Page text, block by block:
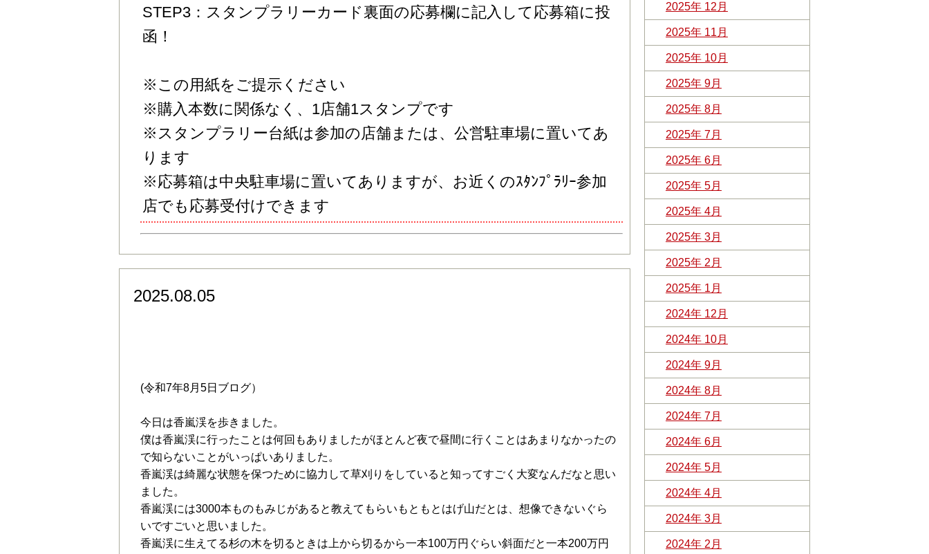
STEP3：スタンプラリーカード裏面の応募欄に記入して応募箱に投
函！
※この用紙をご提示ください
※購入本数に関係なく、1店舗1スタンプです
※スタンプラリー台紙は参加の店舗または、公営駐車場に置いてあ
ります
※応募箱は中央駐車場に置いてありますが、お近くのｽﾀﾝﾌﾟﾗﾘｰ参加
店でも応募受付けできます
2025.08.05
(令和7年8月5日ブログ）
今日は香嵐渓を歩きました。
僕は香嵐渓に行ったことは何回もありましたがほとんど夜で昼間に行くことはあまりなかったの
で知らないことがいっぱいありました。
香嵐渓は綺麗な状態を保つために協力して草刈りをしていると知ってすごく大変なんだなと思い
ました。
香嵐渓には3000本ものもみじがあると教えてもらいもともとはげ山だとは、想像できないぐら
いですごいと思いました。
香嵐渓に生えてる杉の木を切るときは上から切るから一本100万円ぐらい斜面だと一本200万円
2025年 12月
2025年 11月
2025年 10月
2025年 9月
2025年 8月
2025年 7月
2025年 6月
2025年 5月
2025年 4月
2025年 3月
2025年 2月
2025年 1月
2024年 12月
2024年 10月
2024年 9月
2024年 8月
2024年 7月
2024年 6月
2024年 5月
2024年 4月
2024年 3月
2024年 2月